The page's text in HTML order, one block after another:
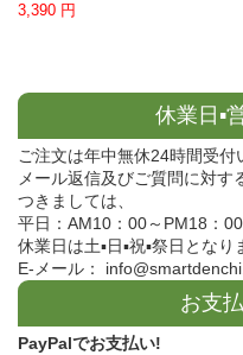
3,390 円
休業日▪
ご注文は年中無休24時間受付
メール返信及びご質問に対す
つきましては、
平日：AM10：00～PM18：00
休業日は土▪日▪祝▪祭日となり
E-メール：
お支
PayPalでお支払い!